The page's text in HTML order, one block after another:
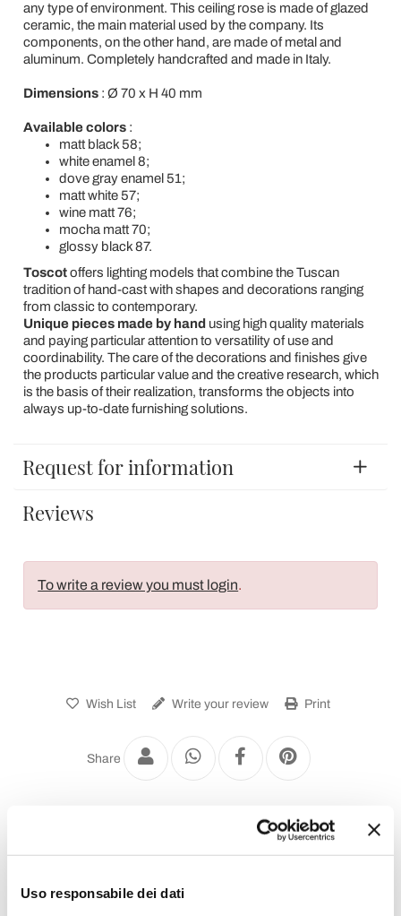
Uso responsabile dei dati
any type of environment. This ceiling rose is made of glazed
ceramic, the main material used by the company. Its
components, on the other hand, are made of metal and
aluminum. Completely handcrafted and made in Italy.
Dimensions: Ø 70 x H 40 mm
Available colors:
matt black 58;
white enamel 8;
dove gray enamel 51;
matt white 57;
wine matt 76;
mocha matt 70;
glossy black 87.
Toscotoffers lighting models that combine the Tuscan
tradition of hand-cast with shapes and decorations ranging
from classic to contemporary.
Unique pieces made by hand using high quality materials
and paying particular attention to versatility of use and
coordinability. The care of the decorations and finishes give
the products particular value and the creative research, which
is the basis of their realization, transforms the objects into
always up-to-date furnishing solutions.
Request for information
Reviews
To write a review you must login.
Wish List Write your review Print
Share
Vintage Hanging Lights